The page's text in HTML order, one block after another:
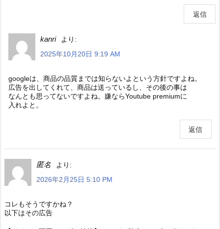
返信
kanri
より:
2025年10月20日 9:19 AM
googleは、商品の品質までは知らないよという方針ですよね。
広告を出してくれて、商品は送っているし、その後の事は
なんとも思ってないですよね。嫌ならYoutube premiumに
入れよと。
返信
匿名
より:
2026年2月25日 5:10 PM
コレもそうですかね？
以下はその広告